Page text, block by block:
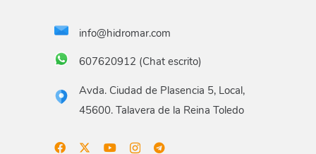
info@hidromar.com
607620912 (Chat escrito)
Avda. Ciudad de Plasencia 5, Local,
45600. Talavera de la Reina Toledo